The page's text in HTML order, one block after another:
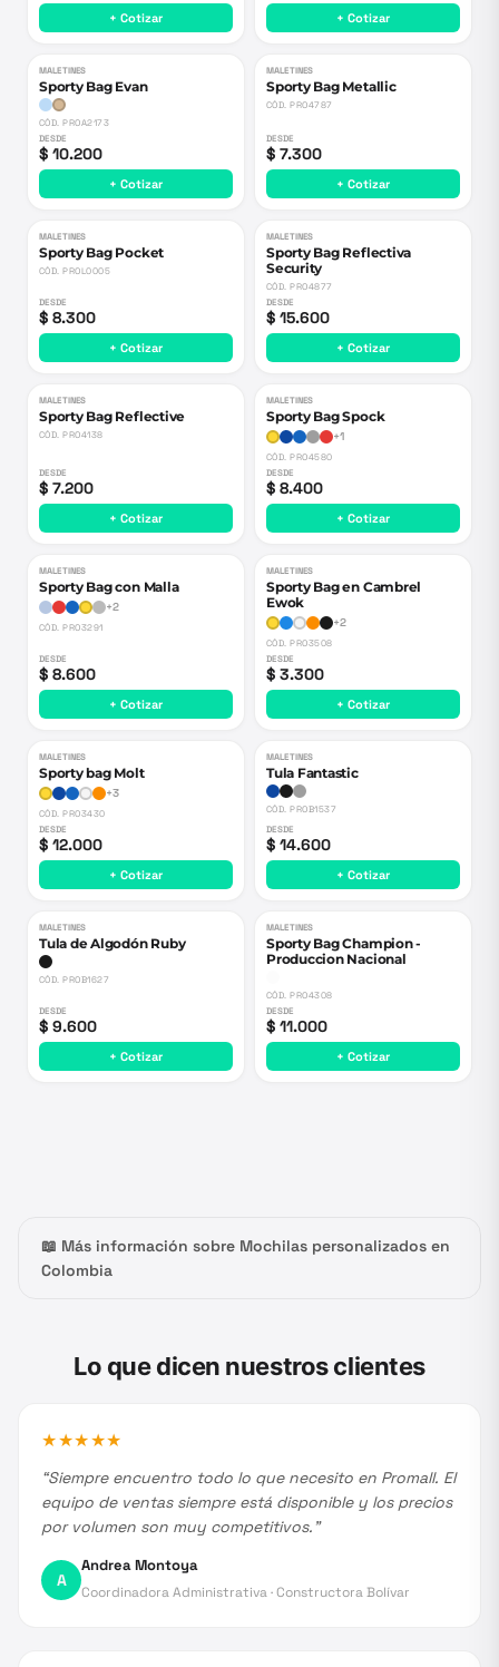
+ Cotizar + Cotizar
MALETINES
Sporty Bag Evan
CÓD.PROA2173
DESDE
$ 10.200
+ Cotizar
MALETINES
Sporty Bag Metallic
CÓD.PRO4787
DESDE
$ 7.300
+ Cotizar
MALETINES
Sporty Bag Pocket
CÓD.PROL0005
DESDE
$ 8.300
+ Cotizar
MALETINES
Sporty Bag Reflectiva
Security
CÓD.PRO4877
DESDE
$ 15.600
+ Cotizar
MALETINES
Sporty Bag Reflective
CÓD.PRO4138
DESDE
$ 7.200
+ Cotizar
MALETINES
Sporty Bag Spock
+1
CÓD.PRO4580
DESDE
$ 8.400
+ Cotizar
MALETINES
Sporty Bag con Malla
+2
CÓD.PRO3291
DESDE
$ 8.600
+ Cotizar
MALETINES
Sporty Bag en Cambrel
Ewok
+2
CÓD.PRO3508
DESDE
$ 3.300
+ Cotizar
MALETINES
Sporty bag Molt
+3
CÓD.PRO3430
DESDE
$ 12.000
+ Cotizar
MALETINES
Tula Fantastic
CÓD.PROB1537
DESDE
$ 14.600
+ Cotizar
MALETINES
Tula de Algodón Ruby
CÓD.PROB1627
DESDE
$ 9.600
+ Cotizar
MALETINES
Sporty Bag Champion -
Produccion Nacional
CÓD.PRO4308
DESDE
$ 11.000
+ Cotizar
Más información sobre Mochilas personalizados en
Colombia
Lo que dicen nuestros clientes
★★★★★
“Siempre encuentro todo lo que necesito en Promall. El
equipo de ventas siempre está disponible y los precios
por volumen son muy competitivos. ”
A
Andrea Montoya
Coordinadora Administrativa·Constructora Bolívar